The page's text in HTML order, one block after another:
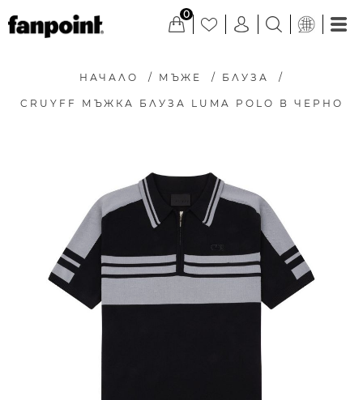
0
НАЧАЛО / МЪЖЕ / БЛУЗА /
CRUYFF МЪЖКА БЛУЗА LUMA POLO В ЧЕРНО